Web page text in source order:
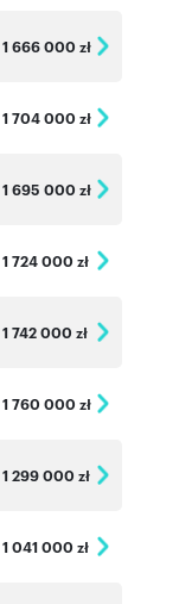
1 666 000 zł
1 704 000 zł
1 695 000 zł
1 724 000 zł
1 742 000 zł
1 760 000 zł
1 299 000 zł
1 041 000 zł